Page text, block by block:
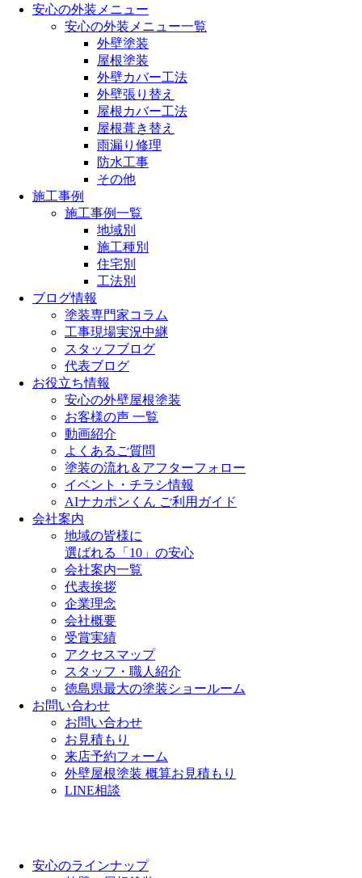
安心の外装メニュー
安心の外装メニュー一覧
外壁塗装
屋根塗装
外壁カバー工法
外壁張り替え
屋根カバー工法
屋根葺き替え
雨漏り修理
防水工事
その他
施工事例
施工事例一覧
地域別
施工種別
住宅別
工法別
ブログ情報
塗装専門家コラム
工事現場実況中継
スタッフブログ
代表ブログ
お役立ち情報
安心の外壁屋根塗装
お客様の声 一覧
動画紹介
よくあるご質問
塗装の流れ＆アフターフォロー
イベント・チラシ情報
AIナカポンくん ご利用ガイド
会社案内
地域の皆様に
選ばれる「10」の安心
会社案内一覧
代表挨拶
企業理念
会社概要
受賞実績
アクセスマップ
スタッフ・職人紹介
徳島県最大の塗装ショールーム
お問い合わせ
お問い合わせ
お見積もり
来店予約フォーム
外壁屋根塗装 概算お見積もり
LINE相談
安心のラインナップ